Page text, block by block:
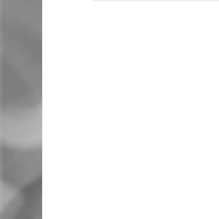
el hogar durante el teletrabajo